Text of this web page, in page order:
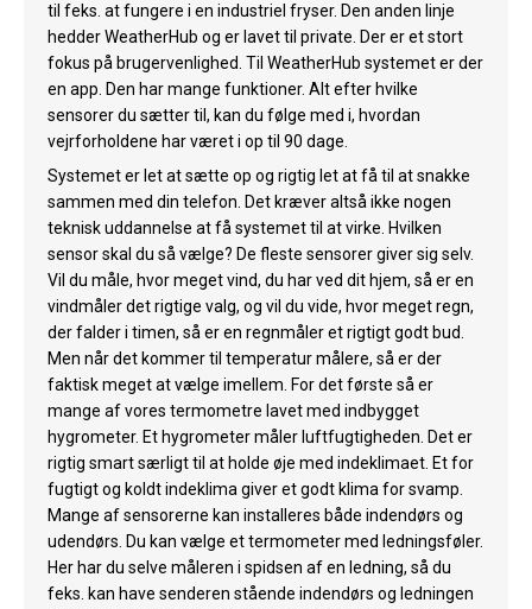
til feks. at fungere i en industriel fryser. Den anden linje
hedder WeatherHub og er lavet til private. Der er et stort
fokus på brugervenlighed. Til WeatherHub systemet er der
en app. Den har mange funktioner. Alt efter hvilke
sensorer du sætter til, kan du følge med i, hvordan
vejrforholdene har været i op til 90 dage.
Systemet er let at sætte op og rigtig let at få til at snakke
sammen med din telefon. Det kræver altså ikke nogen
teknisk uddannelse at få systemet til at virke. Hvilken
sensor skal du så vælge? De fleste sensorer giver sig selv.
Vil du måle, hvor meget vind, du har ved dit hjem, så er en
vindmåler det rigtige valg, og vil du vide, hvor meget regn,
der falder i timen, så er en regnmåler et rigtigt godt bud.
Men når det kommer til temperatur målere, så er der
faktisk meget at vælge imellem. For det første så er
mange af vores termometre lavet med indbygget
hygrometer. Et hygrometer måler luftfugtigheden. Det er
rigtig smart særligt til at holde øje med indeklimaet. Et for
fugtigt og koldt indeklima giver et godt klima for svamp.
Mange af sensorerne kan installeres både indendørs og
udendørs. Du kan vælge et termometer med ledningsføler.
Her har du selve måleren i spidsen af en ledning, så du
feks. kan have senderen stående indendørs og ledningen